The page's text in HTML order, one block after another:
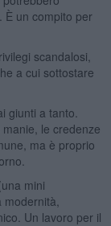
È un compito per
scandalosi,
a cui sottostare
giunti a tanto.
le credenze
ma è proprio
mini
Un lavoro per il